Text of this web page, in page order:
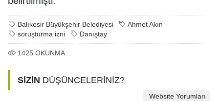
Balıkesir Büyükşehir Belediyesi
Ahmet Akın
soruşturma izni
Danıştay
1425 OKUNMA
SİZİN DÜŞÜNCELERİNİZ?
Website Yorumları